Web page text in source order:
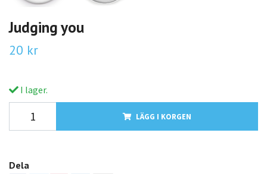
Judging you
20 kr
I lager.
LÄGG I KORGEN
Dela